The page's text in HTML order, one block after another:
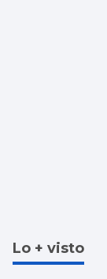
Lo + visto